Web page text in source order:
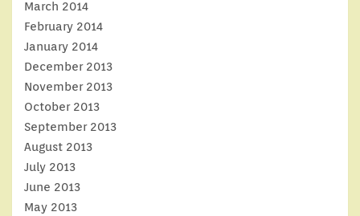
March 2014
February 2014
January 2014
December 2013
November 2013
October 2013
September 2013
August 2013
July 2013
June 2013
May 2013